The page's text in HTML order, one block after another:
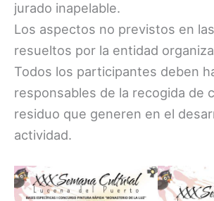
jurado inapelable.
Los aspectos no previstos en
resueltos por la entidad
Todos los participantes deben
responsables de la recogida de
residuo que generen en el
actividad.